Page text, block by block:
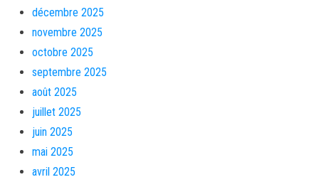
décembre 2025
novembre 2025
octobre 2025
septembre 2025
août 2025
juillet 2025
juin 2025
mai 2025
avril 2025